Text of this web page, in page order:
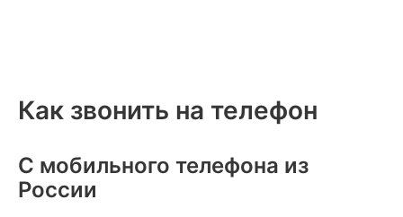
Как звонить на телефон
С мобильного телефона из
России